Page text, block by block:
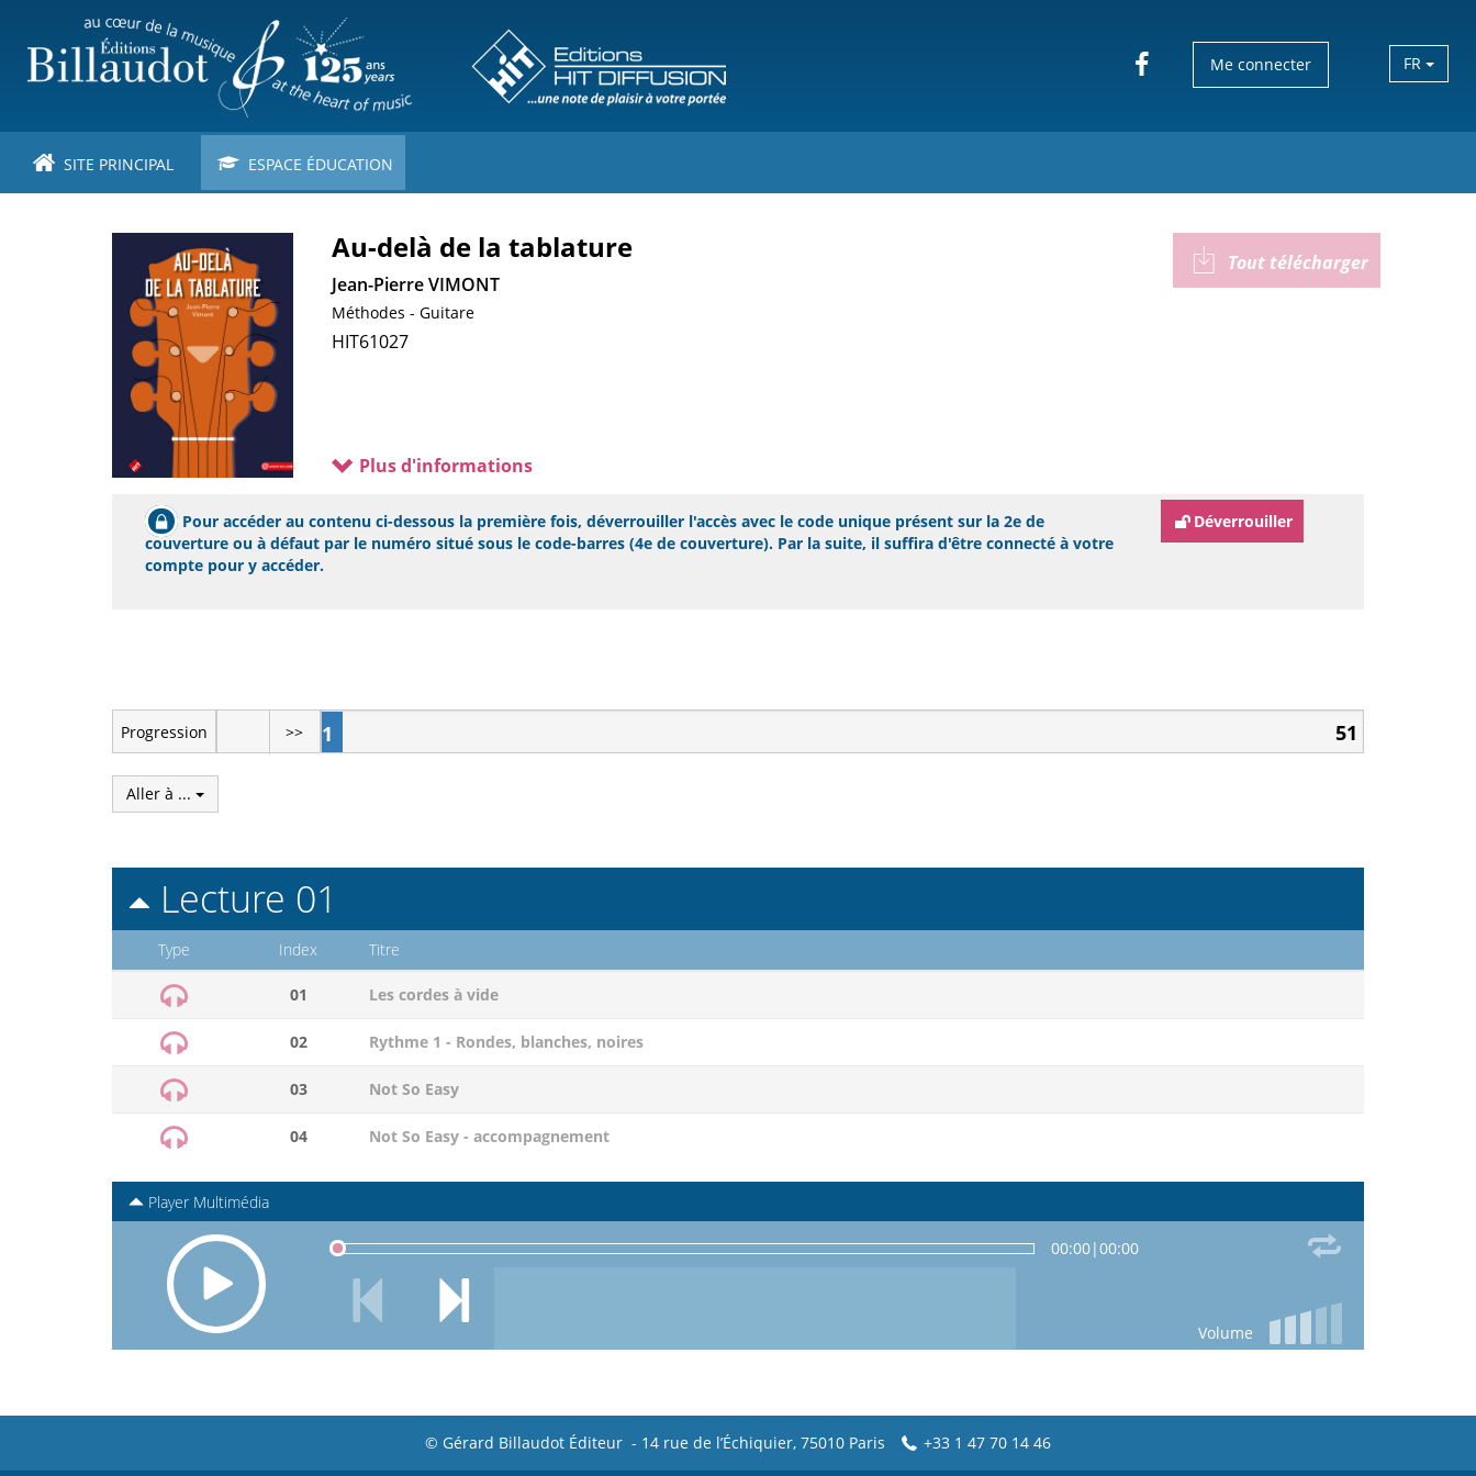
contenu
principal
Me connecter FR
SITE PRINCIPAL ESPACE ÉDUCATION
couverture
Au-delà de la tablature
Jean-Pierre VIMONT
Méthodes - Guitare
Cotage
HIT61027
Plus d'informations
Tout télécharger
Pour accéder au contenu ci-dessous la première fois, déverrouiller l'accès avec le code unique présent sur la 2e de
couverture ou à défaut par le numéro situé sous le code-barres (4e de couverture). Par la suite, il suffira d'être connecté à votre
compte pour y accéder.
Déverrouiller
Progression >> 1 51
Aller à ...
Lecture 01
Type Index Titre
01 Les cordes à vide
02 Rythme 1 - Rondes, blanches, noires
03 Not So Easy
04 Not So Easy - accompagnement
Player Multimédia
00:00|00:00
Volume
© Gérard Billaudot Éditeur - 14 rue de l’Échiquier, 75010 Paris +33 1 47 70 14 46